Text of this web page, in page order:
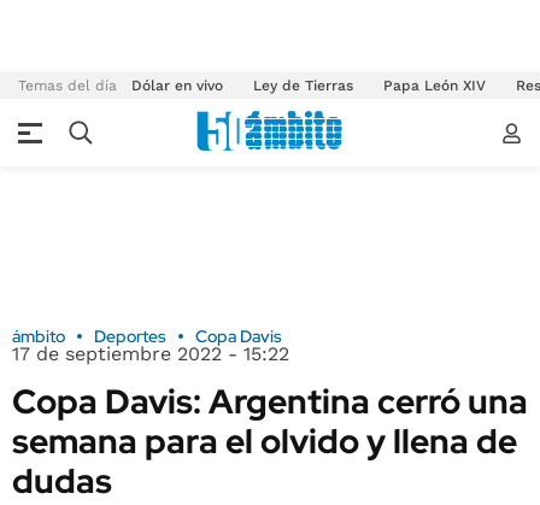
Temas del día Dólar en vivo Ley de Tierras Papa León XIV
ámbito Deportes Copa Davis
17 de septiembre 2022 - 15:22
Copa Davis: Argentina cerró una
semana para el olvido y llena de
dudas